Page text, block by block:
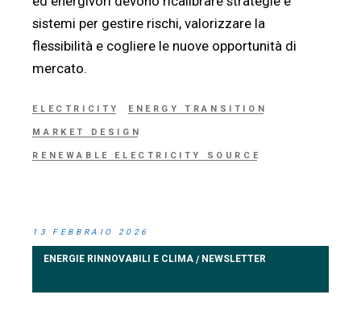
sistemi per gestire rischi, valorizzare la
flessibilità e cogliere le nuove opportunità di
mercato.
ELECTRICITY ENERGY TRANSITION
MARKET DESIGN
RENEWABLE ELECTRICITY SOURCE
13 FEBBRAIO 2026
ENERGIE RINNOVABILI E CLIMA / NEWSLETTER